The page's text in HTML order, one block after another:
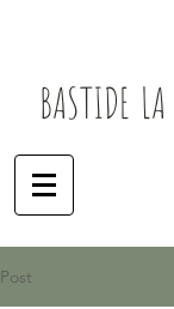
BASTIDE LA
Post